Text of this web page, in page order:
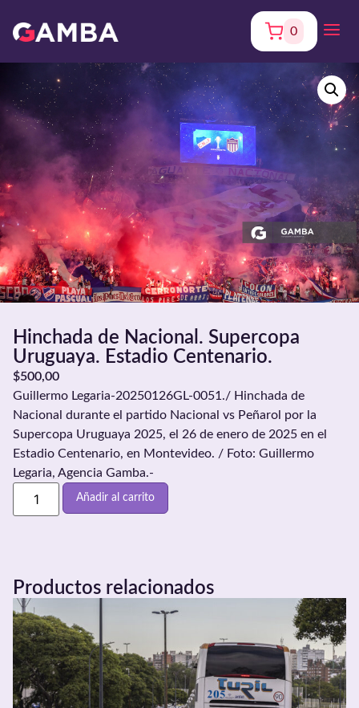
0
Hinchada de Nacional. Supercopa
Uruguaya. Estadio Centenario.
$500,00
Guillermo Legaria-20250126GL-0051./ Hinchada de
Nacional durante el partido Nacional vs Peñarol por la
Supercopa Uruguaya 2025, el 26 de enero de 2025 en el
Estadio Centenario, en Montevideo. / Foto: Guillermo
Legaria, Agencia Gamba.-
Añadir al carrito
Productos relacionados